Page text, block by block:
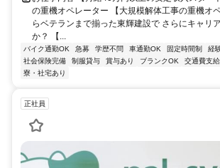
の重機オペレーター 【大規模解体工事の重機オ
らベテランまで揃った東輝建設で さらにキャリ
か？ 【...
バイク通勤OK 急募 学歴不問 車通勤OK 固定時間制 経
社会保険完備
制服貸与 賞与あり ブランクOK 交通費支給
寮・社宅あり
正社員